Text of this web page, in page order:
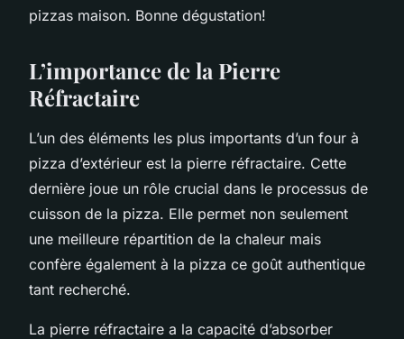
pizzas maison. Bonne dégustation!
L’importance de la Pierre
Réfractaire
L’un des éléments les plus importants d’un four à
pizza d’extérieur est la pierre réfractaire. Cette
dernière joue un rôle crucial dans le processus de
cuisson de la pizza. Elle permet non seulement
une meilleure répartition de la chaleur mais
confère également à la pizza ce goût authentique
tant recherché.
La pierre réfractaire a la capacité d’absorber